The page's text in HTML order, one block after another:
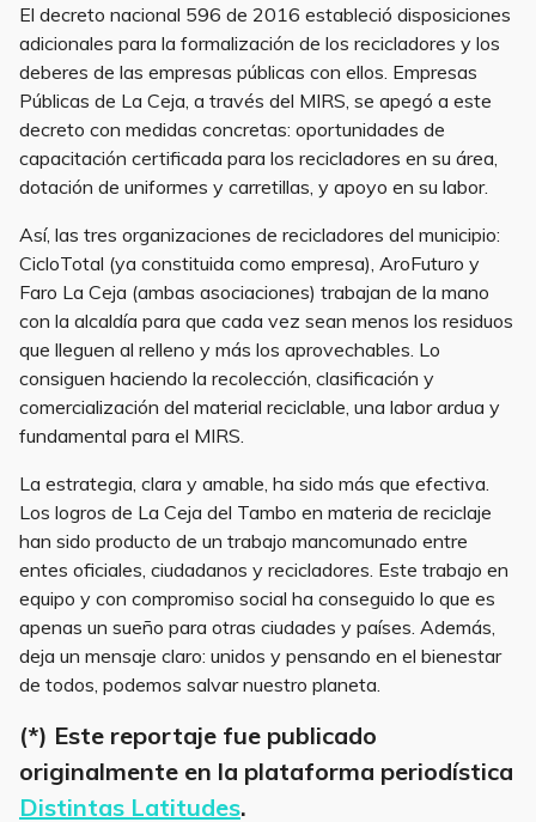
El decreto nacional 596 de 2016 estableció disposiciones
adicionales para la formalización de los recicladores y los
deberes de las empresas públicas con ellos. Empresas
Públicas de La Ceja, a través del MIRS, se apegó a este
decreto con medidas concretas: oportunidades de
capacitación certificada para los recicladores en su área,
dotación de uniformes y carretillas, y apoyo en su labor.
Así, las tres organizaciones de recicladores del municipio:
CicloTotal (ya constituida como empresa), AroFuturo y
Faro La Ceja (ambas asociaciones) trabajan de la mano
con la alcaldía para que cada vez sean menos los residuos
que lleguen al relleno y más los aprovechables. Lo
consiguen haciendo la recolección, clasificación y
comercialización del material reciclable, una labor ardua y
fundamental para el MIRS.
La estrategia, clara y amable, ha sido más que efectiva.
Los logros de La Ceja del Tambo en materia de reciclaje
han sido producto de un trabajo mancomunado entre
entes oficiales, ciudadanos y recicladores. Este trabajo en
equipo y con compromiso social ha conseguido lo que es
apenas un sueño para otras ciudades y países. Además,
deja un mensaje claro: unidos y pensando en el bienestar
de todos, podemos salvar nuestro planeta.
(*) Este reportaje fue publicado
originalmente en la plataforma periodística
Distintas Latitudes.